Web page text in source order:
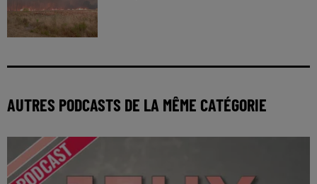
AUTRES PODCASTS DE LA MÊME CATÉGORIE